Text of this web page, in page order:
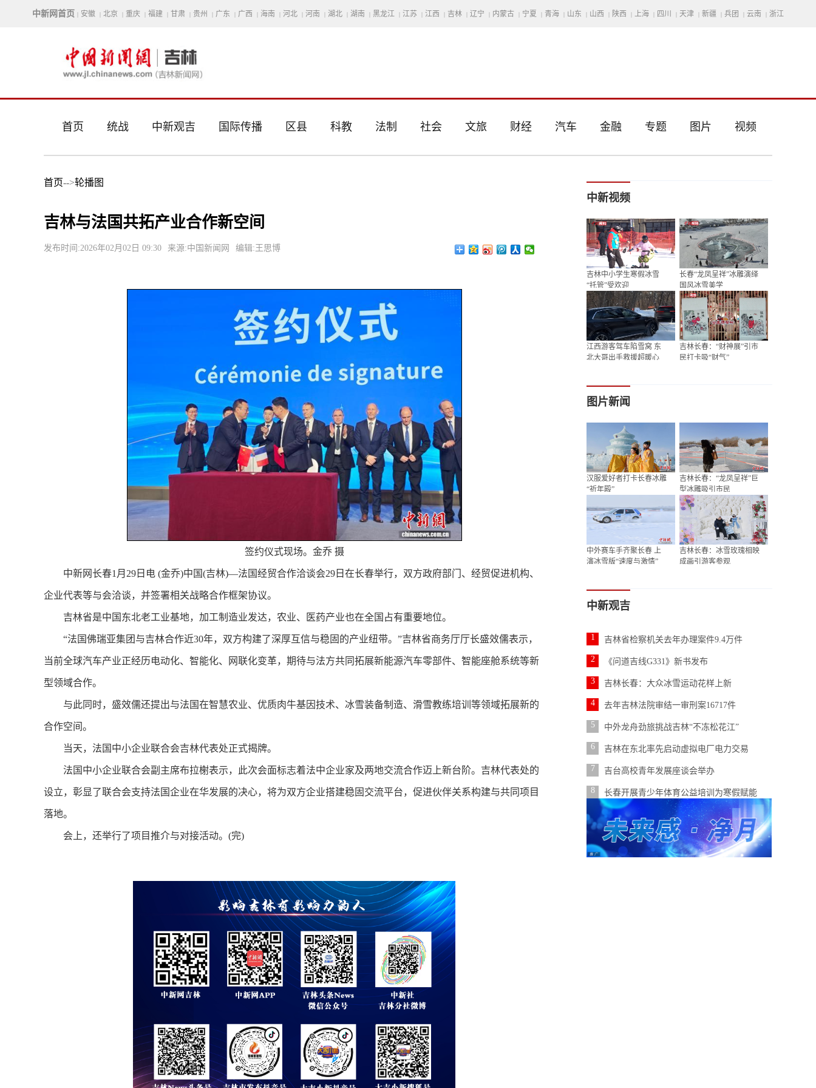
中新网首页 | 安徽 | 北京 | 重庆 | 福建 | 甘肃 | 贵州 | 广东 | 广西 | 海南 | 河北 | 河南 | 湖北 | 湖南 | 黑龙江 | 江苏 | 江西 | 吉林 | 辽宁 | 内蒙古 | 宁夏 | 青海 | 山东 | 山西 | 陕西 | 上海 | 四川 | 天津 | 新疆 | 兵团 | 云南 | 浙江
首页 统战 中新观吉 国际传播 区县 科教 法制 社会 文旅 财经 汽车 金融 专题 图片 视频
首页-->轮播图
吉林与法国共拓产业合作新空间
发布时间:2026年02月02日 09:30 来源:中国新闻网 编辑:王思博
签约仪式现场。金乔 摄
中新网长春1月29日电 (金乔)中国(吉林)—法国经贸合作洽谈会29日在长春举行，双方政府部门、经贸促进机构、
企业代表等与会洽谈，并签署相关战略合作框架协议。
吉林省是中国东北老工业基地，加工制造业发达，农业、医药产业也在全国占有重要地位。
“法国佛瑞亚集团与吉林合作近30年，双方构建了深厚互信与稳固的产业纽带。”吉林省商务厅厅长盛效儒表示，
当前全球汽车产业正经历电动化、智能化、网联化变革，期待与法方共同拓展新能源汽车零部件、智能座舱系统等新
型领域合作。
与此同时，盛效儒还提出与法国在智慧农业、优质肉牛基因技术、冰雪装备制造、滑雪教练培训等领域拓展新的
合作空间。
当天，法国中小企业联合会吉林代表处正式揭牌。
法国中小企业联合会副主席布拉榭表示，此次会面标志着法中企业家及两地交流合作迈上新台阶。吉林代表处的
设立，彰显了联合会支持法国企业在华发展的决心，将为双方企业搭建稳固交流平台，促进伙伴关系构建与共同项目
落地。
会上，还举行了项目推介与对接活动。(完)
中新视频
吉林中小学生寒假冰雪
“托管”受欢迎
长春“龙凤呈祥”冰雕演绎
国风冰雪美学
江西游客驾车陷雪窝 东
北大哥出手救援超暖心
吉林长春：“财神展”引市
民打卡吸“财气”
图片新闻
汉服爱好者打卡长春冰雕
“祈年殿”
吉林长春：“龙凤呈祥”巨
型冰雕吸引市民
中外赛车手齐聚长春 上
演冰雪版“速度与激情”
吉林长春：冰雪玫瑰相映
成画引游客参观
中新观吉
1 吉林省检察机关去年办理案件9.4万件
2 《问道吉线G331》新书发布
3 吉林长春：大众冰雪运动花样上新
4 去年吉林法院审结一审刑案16717件
5 中外龙舟劲旅挑战吉林“不冻松花江”
6 吉林在东北率先启动虚拟电厂电力交易
7 吉台高校青年发展座谈会举办
8 长春开展青少年体育公益培训为寒假赋能